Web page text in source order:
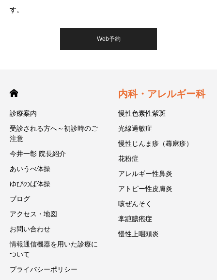
す。
Web予約
診療案内
受診される方へ～初診時のご
注意
今井一彰 院長紹介
あいうべ体操
ゆびのば体操
ブログ
アクセス・地図
お問い合わせ
情報通信機器を用いた診療に
ついて
プライバシーポリシー
内科・アレルギー科
慢性色素性紫斑
光線過敏症
慢性じんま疹（蕁麻疹）
花粉症
アレルギー性鼻炎
アトピー性皮膚炎
咳ぜんそく
掌蹠膿疱症
慢性上咽頭炎